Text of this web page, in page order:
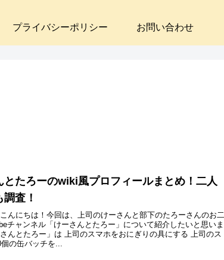
プライバシーポリシー お問い合わせ
とたろーのwiki風プロフィールまとめ！二人
査！
んにちは！今回は、上司のけーさんと部下のたろーさんのお二
チャンネル「けーさんとたろー」について紹介したいと思いま
んとたろー」は 上司のスマホをおにぎりの具にする 上司のス
の缶バッチを...